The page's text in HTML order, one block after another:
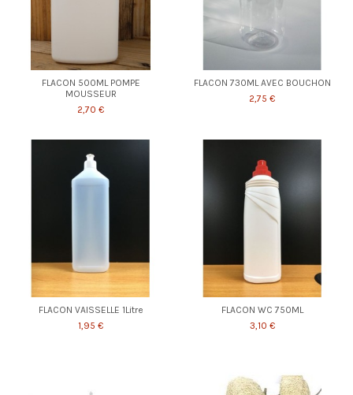
FLACON 500ML POMPE
MOUSSEUR
2,70 €
FLACON 730ML AVEC BOUCHON
2,75 €
FLACON VAISSELLE 1Litre
1,95 €
FLACON WC 750ML
3,10 €